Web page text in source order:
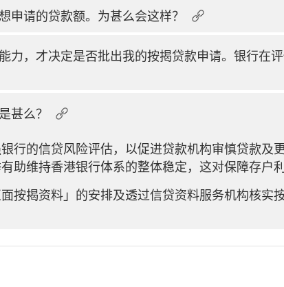
申请的贷款额。为甚么会这样？
力，才决定是否批出我的按揭贷款申请。银行在
甚么？
行的信贷风险评估，以促进贷款机构审慎贷款及
助维持香港银行体系的整体稳定，这对保障存户
按揭资料」的安排及透过信贷资料服务机构核实